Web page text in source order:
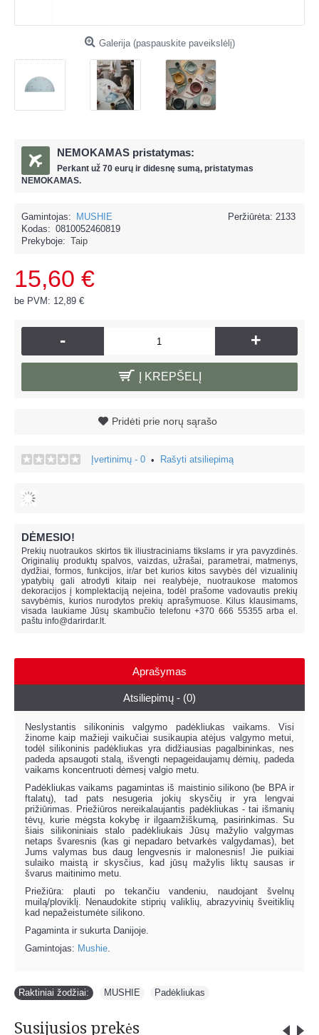
Galerija (paspauskite paveikslėlį)
NEMOKAMAS pristatymas:
Perkant už 70 eurų ir didesnę sumą, pristatymas
NEMOKAMAS.
Peržiūrėta: 2133
Gamintojas:
MUSHIE
Kodas: 0810052460819
Prekyboje: Taip
15,60 €
be PVM: 12,89 €
- +
Į KREPŠELĮ
Pridėti prie norų sąrašo
Įvertinimų - 0 • Rašyti atsiliepimą
DĖMESIO!
Prekių nuotraukos skirtos tik iliustraciniams tikslams ir yra pavyzdinės.
Originalių produktų spalvos, vaizdas, užrašai, parametrai, matmenys,
dydžiai, formos, funkcijos, ir/ar bet kurios kitos savybės dėl vizualinių
ypatybių gali atrodyti kitaip nei realybėje, nuotraukose matomos
dekoracijos į komplektaciją neįeina, todėl prašome vadovautis prekių
savybėmis, kurios nurodytos prekių aprašymuose. Kilus klausimams,
visada laukiame Jūsų skambučio telefonu +370 666 55355 arba el.
paštu info@darirdar.lt.
Aprašymas
Atsiliepimų - (0)
Neslystantis silikoninis valgymo padėkliukas vaikams. Visi
žinome kaip mažieji vaikučiai susikaupia atėjus valgymo metui,
todėl silikoninis padėkliukas yra didžiausias pagalbininkas, nes
padeda apsaugoti stalą, išvengti nepageidaujamų dėmių, padeda
vaikams koncentruoti dėmesį valgio metu.
Padėkliukas vaikams pagamintas iš maistinio silikono (be BPA ir
ftalatų), tad pats nesugeria jokių skysčių ir yra lengvai
prižiūrimas. Priežiūros nereikalaujantis padėkliukas - tai išmanių
tėvų, kurie mėgsta kokybę ir ilgaamžiškumą, pasirinkimas. Su
šiais silikoniniais stalo padėkliukais Jūsų mažylio valgymas
netaps švaresnis (kas gi nepadaro betvarkės valgydamas), bet
Jums valymas bus daug lengvesnis ir malonesnis! Jie puikiai
sulaiko maistą ir skysčius, kad jūsų mažylis liktų sausas ir
švarus maitinimo metu.
Priežiūra: plauti po tekančiu vandeniu, naudojant švelnų
muilą/ploviklį. Nenaudokite stiprių valiklių, abrazyvinių šveitiklių
kad nepažeistumėte silikono.
Pagaminta ir sukurta Danijoje.
Gamintojas: Mushie.
Raktiniai žodžiai: MUSHIE Padėkliukas
Susijusios prekės